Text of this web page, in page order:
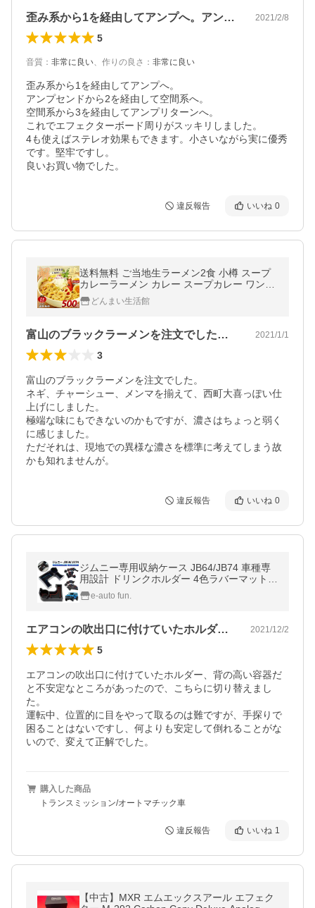
歪み系から1を経由してアンプへ。アンプ… 2021/2/8
5
音質 ： 非常に良い、 作りの良さ ： 非常に良い
歪み系から1を経由してアンプへ。
アンプセンドから2を経由して空間系へ。
空間系から3を経由してアンプリターンへ。
これでエフェクターボード周りがスッキリしました。
4も使えばステレオ効果もできます。小さいながら実に優秀
です。堅牢ですし。
良いお買い物でした。
違反報告 いいね 0
送料無料 ご当地生ラーメン2食 小樽 スープ
カレーラーメン カレー スープカレー ワンコ
イン 得トクセール ポイント消化 お試し ラー
メン 食品
どんまい生活館
富山のブラックラーメンを注文でした。ネ… 2021/1/1
3
富山のブラックラーメンを注文でした。
ネギ、チャーシュー、メンマを揃えて、西町大喜っぽい仕
上げにしました。
極端な味にもできないのかもですが、濃さはちょっと弱く
に感じました。
ただそれは、現地での異様な濃さを標準に考えてしまう故
かも知れませんが。
違反報告 いいね 0
ジムニー専用収納ケース JB64/JB74 車種専
用設計 ドリンクホルダー 4色ラバーマット付
き 小物入れ カード入れ
e-auto fun.
エアコンの吹出口に付けていたホルダー、… 2021/12/2
5
エアコンの吹出口に付けていたホルダー、背の高い容器だ
と不安定なところがあったので、こちらに切り替えまし
た。
運転中、位置的に目をやって取るのは難ですが、手探りで
困ることはないですし、何よりも安定して倒れることがな
いので、変えて正解でした。
購入した商品
トランスミッション/オートマチック車
違反報告 いいね 1
【中古】MXR エムエックスアール エフェク